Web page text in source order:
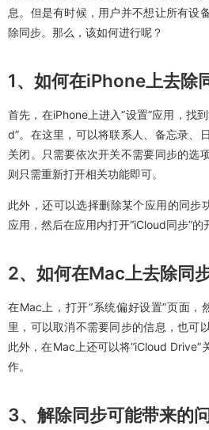
息。但是有时候，用户并不想让所有设
除同步。那么，该如何进行呢？
1、如何在iPhone上去除
首先，在iPhone上进入“设置”应用，找
d”。在这里，可以将联系人、备忘录、
关闭。只需要依次开关不需要同步的选
则只需重新打开相关功能即可。
此外，还可以选择删除某个应用的同步
应用，然后在应用内打开“iCloud同步”的
2、如何在Mac上去除同
在Mac上，打开“系统偏好设置”页面，
里，可以取消不需要同步的信息，也可
此外，在Mac上还可以将“iCloud Drive”
作。
3、解除同步可能带来的